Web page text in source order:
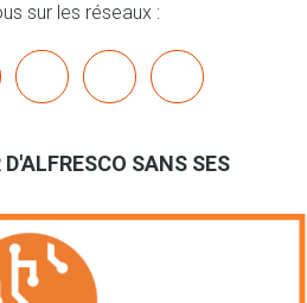
sur les réseaux :
youtubebluesky mastodon
SANS SES